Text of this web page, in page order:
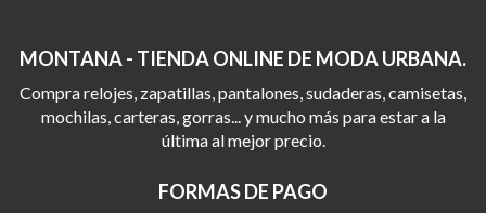
MONTANA - TIENDA ONLINE DE MODA URBANA.
Compra relojes, zapatillas, pantalones, sudaderas, camisetas,
mochilas, carteras, gorras... y mucho más para estar a la
última al mejor precio.
FORMAS DE PAGO